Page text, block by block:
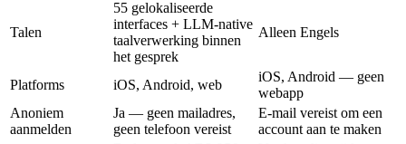
Talen
55 gelokaliseerde
interfaces + LLM-native
taalverwerking binnen
het gesprek
Alleen Engels
Platforms iOS, Android, web
iOS, Android — geen
webapp
Anoniem
aanmelden
Ja — geen mailadres,
geen telefoon vereist
E-mail vereist om een
account aan te maken